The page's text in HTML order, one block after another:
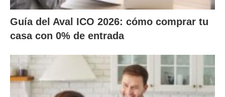
Guía del Aval ICO 2026: cómo comprar tu
casa con 0% de entrada